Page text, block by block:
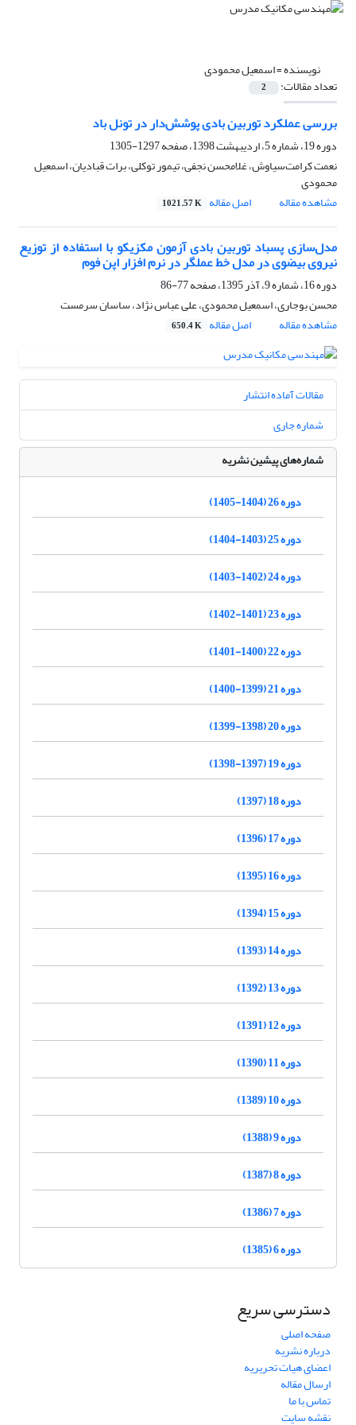
نویسنده =اسمعیل محمودی
تعداد مقالات: 2
بررسی عملکرد توربین بادی پوشش‌دار در تونل باد
دوره 19، شماره 5، اردیبهشت 1398، صفحه
1297-1305
نعمت کرامت‌سیاوش، غلامحسن نجفی، تیمور توکلی، برات قبادیان، اسمعیل
محمودی
مشاهده مقاله
اصل مقاله 1021.57 K
مدل‌سازی پسباد توربین بادی آزمون مکزیکو با استفاده از توزیع
نیروی بیضوی در مدل خط عملگر در نرم‌ افزار اپن فوم
دوره 16، شماره 9، آذر 1395، صفحه
77-86
محسن بوجاری، اسمعیل محمودی، علی عباس نژاد، ساسان سرمست
مشاهده مقاله
اصل مقاله 650.4 K
مقالات آماده انتشار
شماره جاری
شماره‌های پیشین نشریه
دوره 26 (1404-1405)
دوره 25 (1403-1404)
دوره 24 (1402-1403)
دوره 23 (1401-1402)
دوره 22 (1400-1401)
دوره 21 (1399-1400)
دوره 20 (1398-1399)
دوره 19 (1397-1398)
دوره 18 (1397)
دوره 17 (1396)
دوره 16 (1395)
دوره 15 (1394)
دوره 14 (1393)
دوره 13 (1392)
دوره 12 (1391)
دوره 11 (1390)
دوره 10 (1389)
دوره 9 (1388)
دوره 8 (1387)
دوره 7 (1386)
دوره 6 (1385)
دسترسی سریع
صفحه اصلی
درباره نشریه
اعضای هیات تحریریه
ارسال مقاله
تماس با ما
نقشه سایت